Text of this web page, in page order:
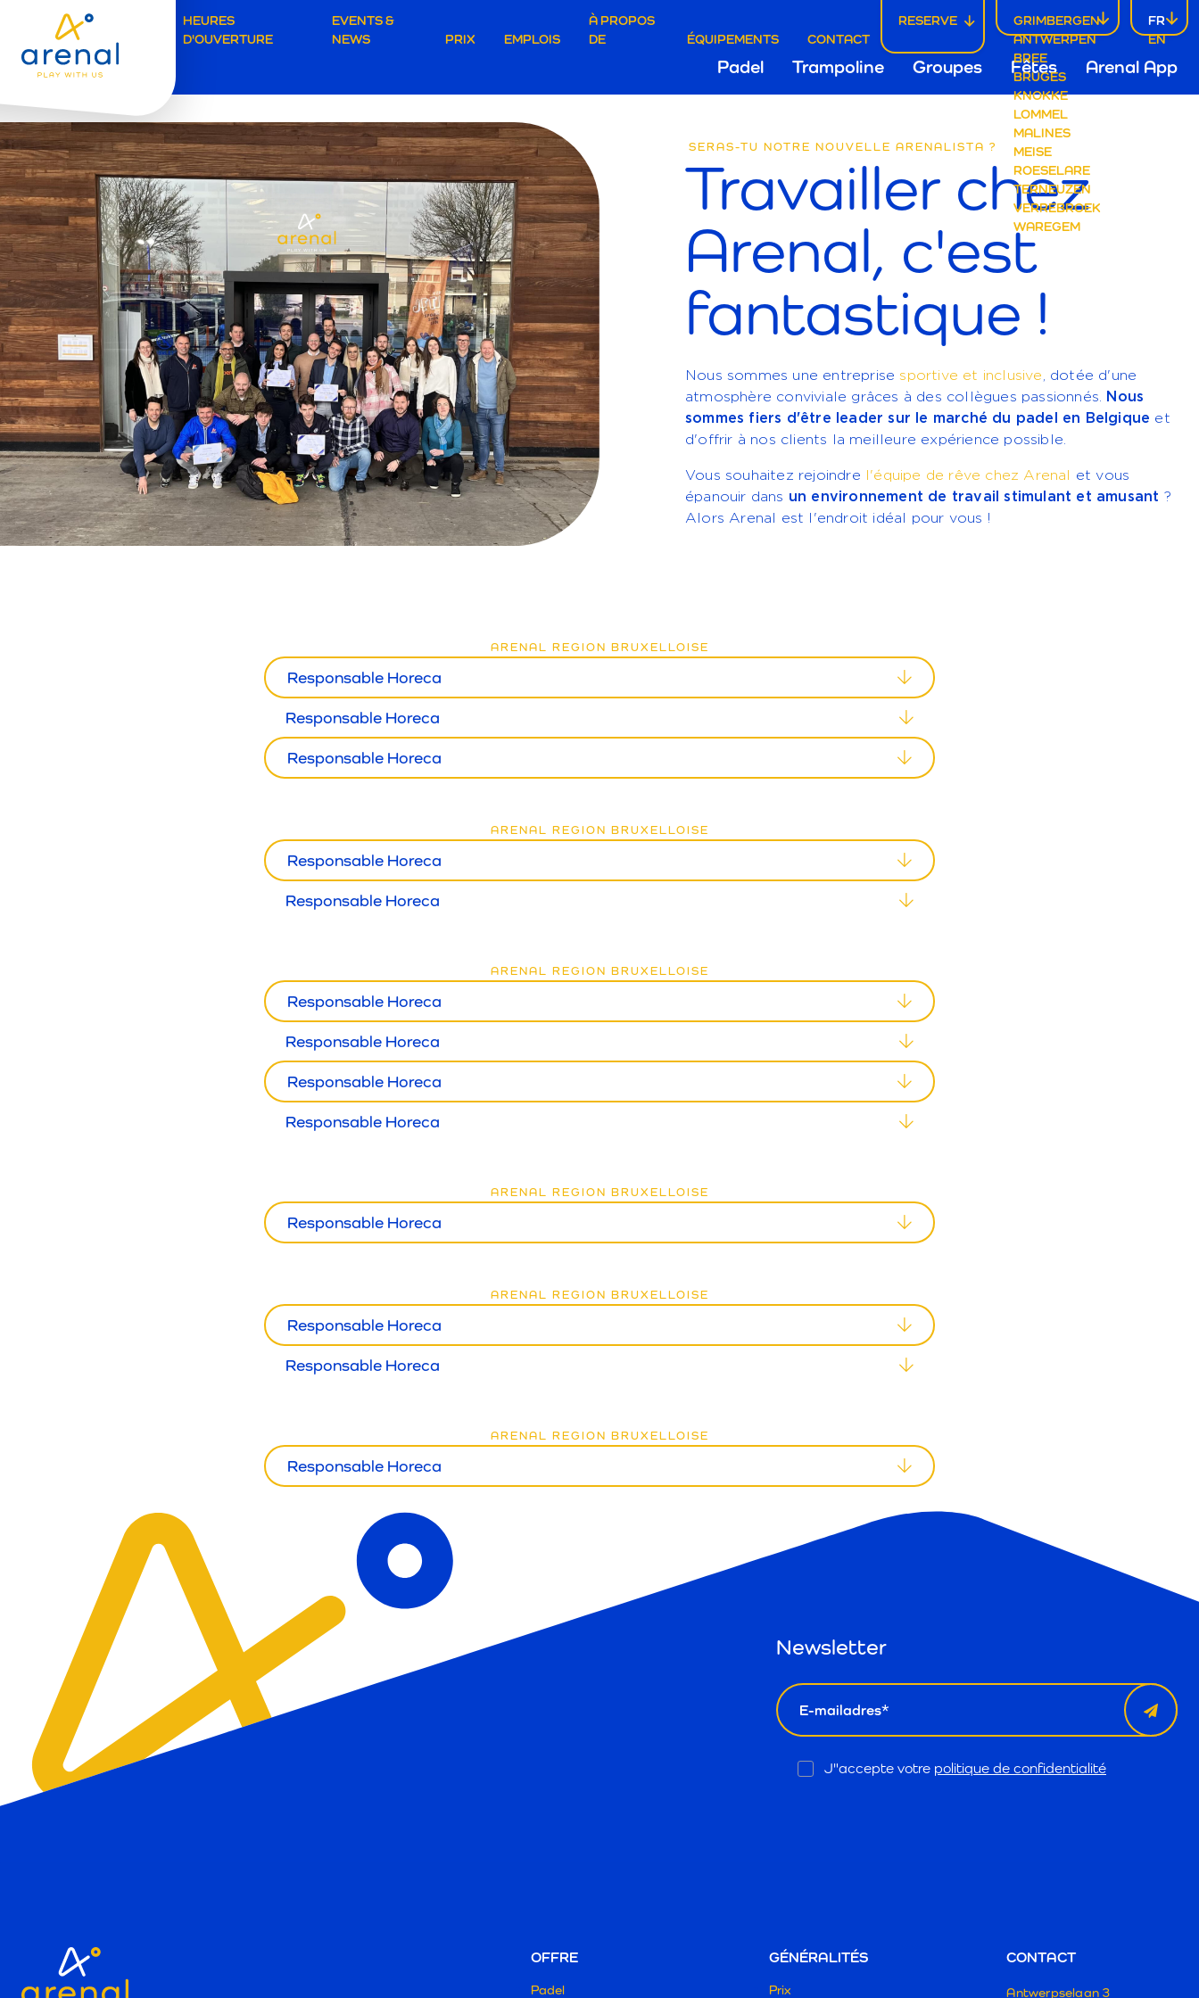
Secundaire
navigatie
Grimbergen
HEURES
D'OUVERTURE
EVENTS &
NEWS
PRIX EMPLOIS
À PROPOS
DE
ÉQUIPEMENTS CONTACT
RESERVE
ANTWERPEN
BREE
BRUGES
GRIMBERGEN
KNOKKE
LOMMEL
MALINES
MEISE
ROESELARE
TERNEUZEN
VERREBROEK
WAREGEM
FR
EN
Hoofdnavigatie
Grimbergen
Padel Trampoline Groupes Fêtes Arenal App
ÊTES-
VOUS
UN
ARENALISTA ?
SERAS-TU NOTRE NOUVELLE ARENALISTA ?
Travailler chez
Arenal, c'est
fantastique !
Nous sommes une entreprise sportive et inclusive, dotée d'une
atmosphère conviviale grâces à des collègues passionnés. Nous
sommes fiers d'être leader sur le marché du padel en Belgique et
d'offrir à nos clients la meilleure expérience possible.
Vous souhaitez rejoindre l'équipe de rêve chez Arenal
et vous
épanouir dans un environnement de travail stimulant et amusant ?
Alors Arenal est l'endroit idéal pour vous !
ARENAL REGION BRUXELLOISE
Responsable Horeca
Responsable Horeca
Responsable Horeca
ARENAL REGION BRUXELLOISE
Responsable Horeca
Responsable Horeca
ARENAL REGION BRUXELLOISE
Responsable Horeca
Responsable Horeca
Responsable Horeca
Responsable Horeca
ARENAL REGION BRUXELLOISE
Responsable Horeca
ARENAL REGION BRUXELLOISE
Responsable Horeca
Responsable Horeca
ARENAL REGION BRUXELLOISE
Responsable Horeca
Newsletter
email
Opt
J"accepte votre politique de confidentialité
OFFRE
Padel
GÉNÉRALITÉS
Prix
CONTACT
Antwerpselaan 3